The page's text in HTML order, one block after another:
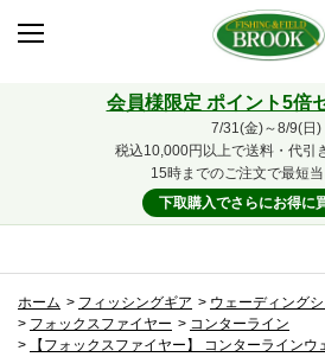
会員様限定 ポイント5倍
7/31(金)～8/9(日)
税込10,000円以上で送料・代引
15時までのご注文で最短
下取購入でさらにお得に
ホーム > フィッシングギア > ウェーディング
> フォックスファイヤー > コンターライン
>
【フォックスファイヤー】 コンターライン